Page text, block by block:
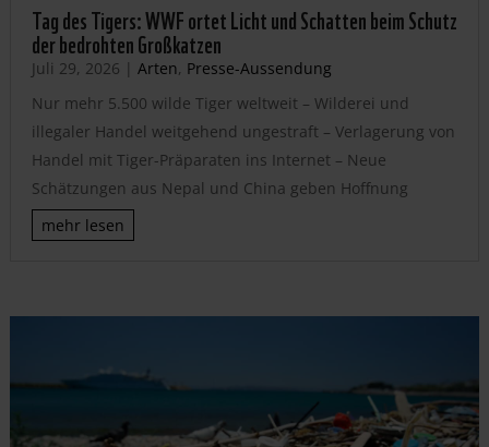
Tag des Tigers: WWF ortet Licht und Schatten beim Schutz
der bedrohten Großkatzen
Juli 29, 2026 | Arten, Presse-Aussendung
Nur mehr 5.500 wilde Tiger weltweit – Wilderei und
illegaler Handel weitgehend ungestraft – Verlagerung von
Handel mit Tiger-Präparaten ins Internet – Neue
Schätzungen aus Nepal und China geben Hoffnung
mehr lesen